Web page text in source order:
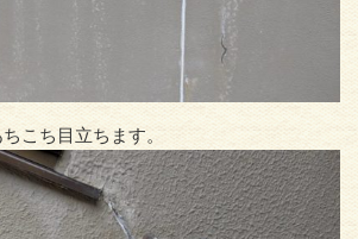
こち目立ちます。